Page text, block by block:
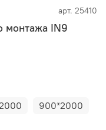
арт. 25410
монтажа IN9
900*2000